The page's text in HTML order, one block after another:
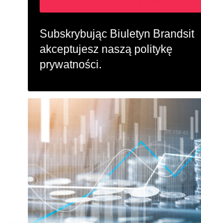
Subskrybując Biuletyn Brandsit
akceptujesz naszą politykę
prywatności.